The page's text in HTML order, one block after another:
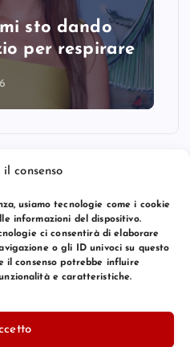
il consenso
usiamo tecnologie come i cookie
informazioni del dispositivo.
ci consentirà di elaborare
o gli ID univoci su questo
il consenso potrebbe influire
e caratteristiche.
sto dando
per respirare